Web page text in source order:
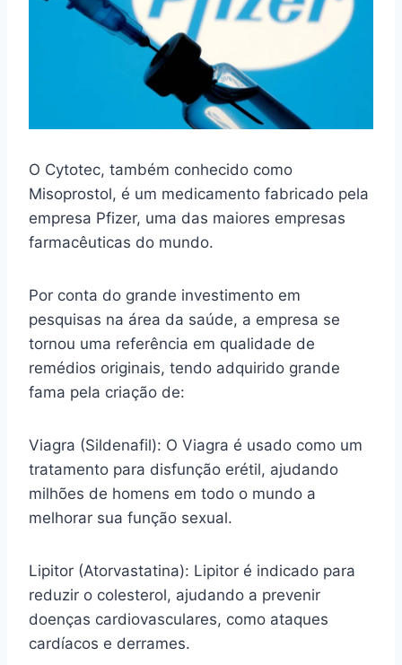
O Cytotec, também conhecido como
Misoprostol, é um medicamento fabricado pela
empresa Pfizer, uma das maiores empresas
farmacêuticas do mundo.
Por conta do grande investimento em
pesquisas na área da saúde, a empresa se
tornou uma referência em qualidade de
remédios originais, tendo adquirido grande
fama pela criação de:
Viagra (Sildenafil): O Viagra é usado como um
tratamento para disfunção erétil, ajudando
milhões de homens em todo o mundo a
melhorar sua função sexual.
Lipitor (Atorvastatina): Lipitor é indicado para
reduzir o colesterol, ajudando a prevenir
doenças cardiovasculares, como ataques
cardíacos e derrames.